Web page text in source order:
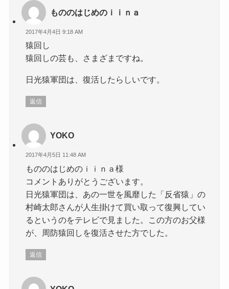
もののはじめのｉｉｎａ
2017年4月4日 9:18 AM
猿回し
猿回しの芸も、さまざまですね。
日光猿軍団は、復活したらしいです。
返信
YOKO
2017年4月5日 11:48 AM
もののはじめのｉｉｎａ様
コメントありがとうございます。
日光猿軍団は、あの一世を風靡した「反省猿」の
村崎太郎さんが人生掛けて買い取って復興してい
るというのをテレビで見ました。この方のお父様
が、周防猿回しを復活させた方でした。
返信